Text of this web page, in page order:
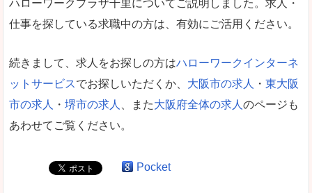
ハローワークプラザ千里についてご説明しました。求人・
仕事を探している求職中の方は、有効にご活用ください。
続きまして、求人をお探しの方はハローワークインターネ
ットサービスでお探しいただくか、 大阪市の求人 ・ 東大阪
市の求人
・ 堺市の求人 、また大阪府全体の求人 のページも
あわせてご覧ください。
Pocket